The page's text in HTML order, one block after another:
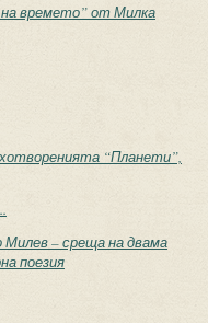
на времето” от Милка
“Планети”,
Милев – среща на двама
поезия